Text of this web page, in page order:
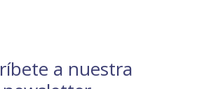
a nuestra